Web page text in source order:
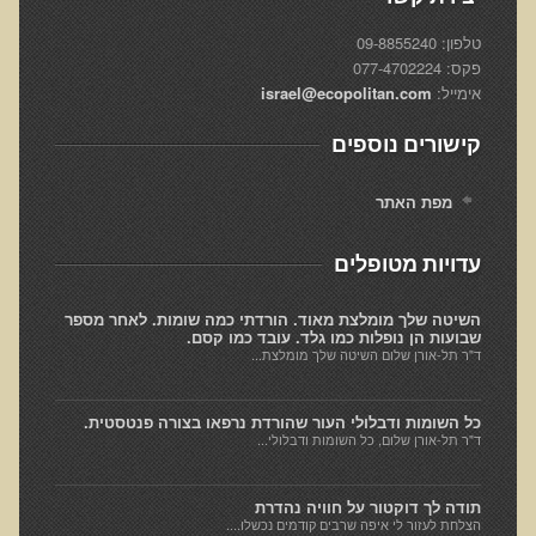
עיבוד מזון - כל הסודות
המלח השחור העשיר בגופרית מנפאל
הקשר התזונתי בין דלקת לסוכרת
כיצד מזונות תמימים הורסים את בריאותנו
כיצד לחיות חיים ארוכים ובריאים
המזון – תרופה או מניעה
טיפול בהפרעות קשב וריכוז, אוטיזם
טיהור רעלים בראי הרפואה הפונקציונאלית
בריאות המוח
תנועת המזון הבריא בשוליים
סרטן ובדיקת ה-AMAS
חיסונים ונושאים נוספים
הרצאה בנושא ניקוי רעלים
טבעונות במשפחה
טלפון: 09-8855240
פקס: 077-4702224
אימייל: israel@ecopolitan.com
קישורים נוספים
מפת האתר
עדויות מטופלים
השיטה שלך מומלצת מאוד. הורדתי כמה שומות. לאחר מספר
שבועות הן נופלות כמו גלד. עובד כמו קסם.
ד"ר תל-אורן שלום השיטה שלך מומלצת...
כל השומות ודבלולי העור שהורדת נרפאו בצורה פנטסטית.
ד"ר תל-אורן שלום, כל השומות ודבלולי...
תודה לך דוקטור על חוויה נהדרת
הצלחת לעזור לי איפה שרבים קודמים נכשלו....